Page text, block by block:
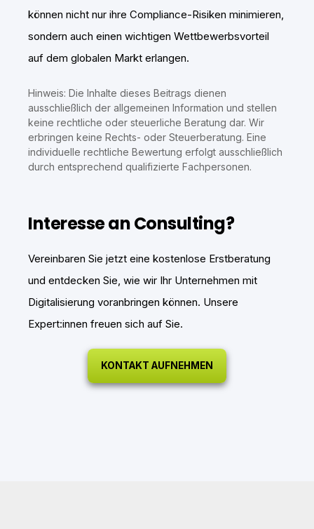
können nicht nur ihre Compliance-Risiken minimieren,
sondern auch einen wichtigen Wettbewerbsvorteil
auf dem globalen Markt erlangen.
Hinweis: Die Inhalte dieses Beitrags dienen
ausschließlich der allgemeinen Information und stellen
keine rechtliche oder steuerliche Beratung dar. Wir
erbringen keine Rechts- oder Steuerberatung. Eine
individuelle rechtliche Bewertung erfolgt ausschließlich
durch entsprechend qualifizierte Fachpersonen.
Interesse an Consulting?
Vereinbaren Sie jetzt eine kostenlose Erstberatung
und entdecken Sie, wie wir Ihr Unternehmen mit
Digitalisierung voranbringen können. Unsere
Expert:innen freuen sich auf Sie.
KONTAKT AUFNEHMEN